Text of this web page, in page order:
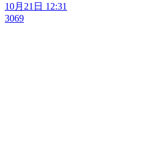
10月21日 12:31
3069